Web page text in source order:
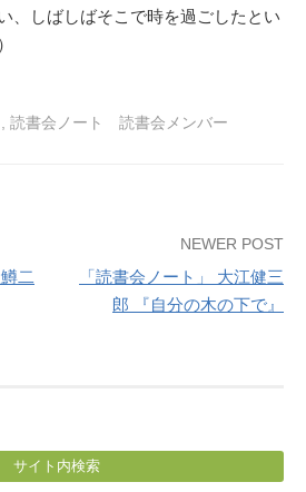
、しばしばそこで時を過ごしたとい
読書会ノート 読書会メンバー
二
NEWER POST
「読書会ノート」 大江健三
郎 『自分の木の下で』
サイト内検索